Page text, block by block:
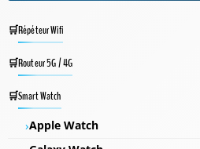
Répéteur Wifi
Routeur 5G / 4G
Smart Watch
Apple Watch